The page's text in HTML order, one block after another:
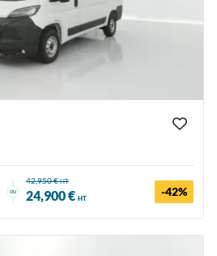
ou
42,950 €HT
24,900 € HT -42%